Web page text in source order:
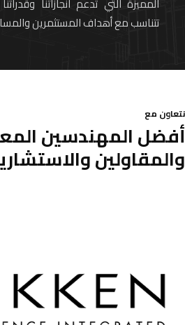
تتناسب مع أهداف المستثمرين
نتعاون مع
أفضل المهندسين
والمقاولين